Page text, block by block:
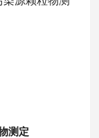
测定